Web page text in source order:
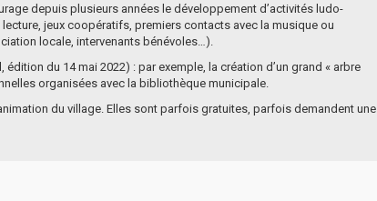
depuis plusieurs années le développement d’activités ludo-
jeux coopératifs, premiers contacts avec la musique ou
locale, intervenants bénévoles…).
du 14 mai 2022) : par exemple, la création d’un grand « arbre
organisées avec la bibliothèque municipale.
du village. Elles sont parfois gratuites, parfois demandent une